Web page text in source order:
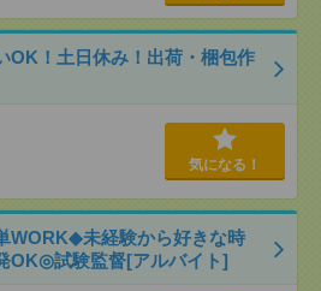
OK！土日休み！出荷・梱包作
気になる！
WORK◆未経験から好きな時
OK◎試験監督[アルバイト]